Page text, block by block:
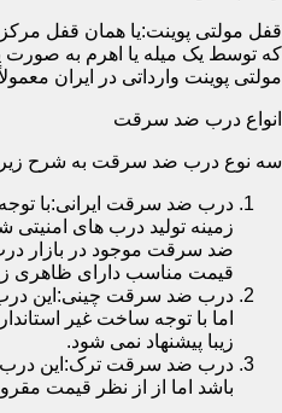
که توسط یک میله یا اهرم به
مولتی پوینت وارداتی در ایران معمولاً دارای ۱۴ زبانه
انواع درب ضد سرقت
سه نوع درب ضد سرقت به شرح زیر
درب ضد سرقت ایرانی:با
زمینه تولید درب های
ضد سرقت موجود در بازار
قیمت مناسب دارای ظاهری
درب ضد سرقت چینی:این
اما با توجه ساخت غیر
زیبا پیشنهاد نمی شود.
درب ضد سرقت ترک:این درب
باشد اما از از نظر قیمت